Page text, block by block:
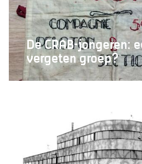
De CRAB-jongeren:
vergeten groep?